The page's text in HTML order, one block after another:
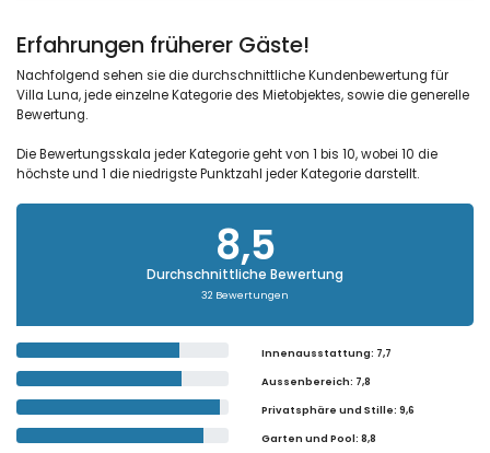
Erfahrungen früherer Gäste!
Nachfolgend sehen sie die durchschnittliche Kundenbewertung für
Villa Luna, jede einzelne Kategorie des Mietobjektes, sowie die generelle
Bewertung.
Die Bewertungsskala jeder Kategorie geht von 1 bis 10, wobei 10 die
höchste und 1 die niedrigste Punktzahl jeder Kategorie darstellt.
8,5
Durchschnittliche Bewertung
32 Bewertungen
Innenausstattung: 7,7
Aussenbereich: 7,8
Privatsphäre und Stille: 9,6
Garten und Pool: 8,8